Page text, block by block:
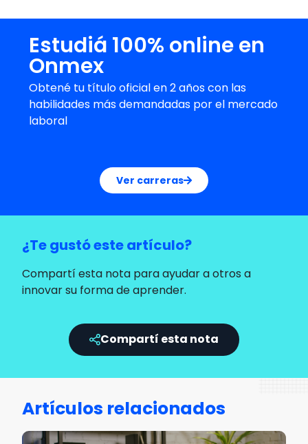
Estudiá 100% online en
Onmex
Obtené tu título oficial en 2 años con las
habilidades más demandadas por el mercado
laboral
Ver carreras
¿Te gustó este artículo?
Compartí esta nota para ayudar a otros a
innovar su forma de aprender.
Compartí esta nota
Artículos relacionados